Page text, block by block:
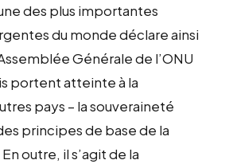
des plus importantes
du monde déclare ainsi
Générale de l’ONU
portent atteinte à la
pays – la souveraineté
principes de base de la
outre, il s’agit de la